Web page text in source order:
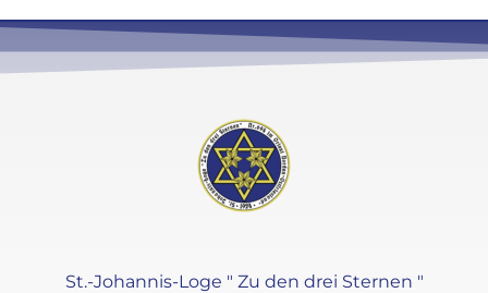
St.-Johannis-Loge " Zu den drei Sternen "